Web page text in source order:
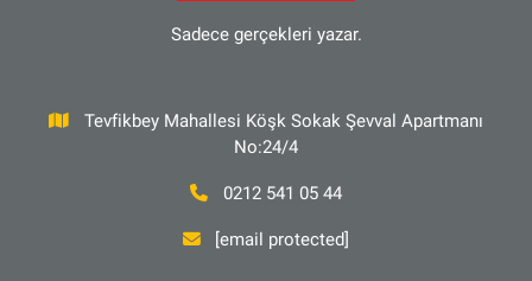
Sadece gerçekleri yazar.
Tevfikbey Mahallesi Köşk Sokak Şevval Apartmanı
No:24/4
0212 541 05 44
[email protected]